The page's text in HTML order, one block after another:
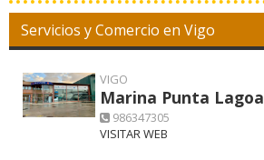
Servicios y Comercio en Vigo
VIGO
Marina Punta Lagoa
986347305
VISITAR WEB